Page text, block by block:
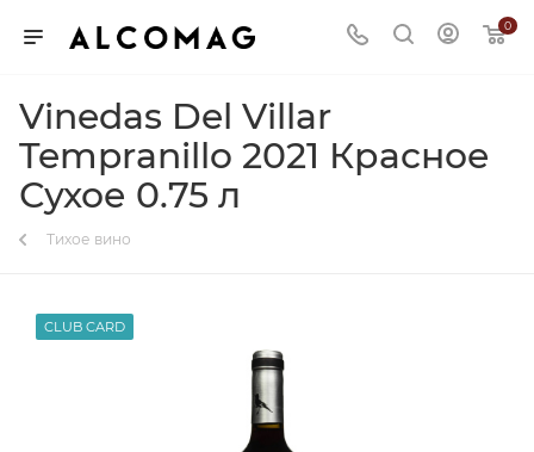
0
Vinedas Del Villar
Tempranillo 2021 Красное
Сухое 0.75 л
Тихое вино
CLUB CARD